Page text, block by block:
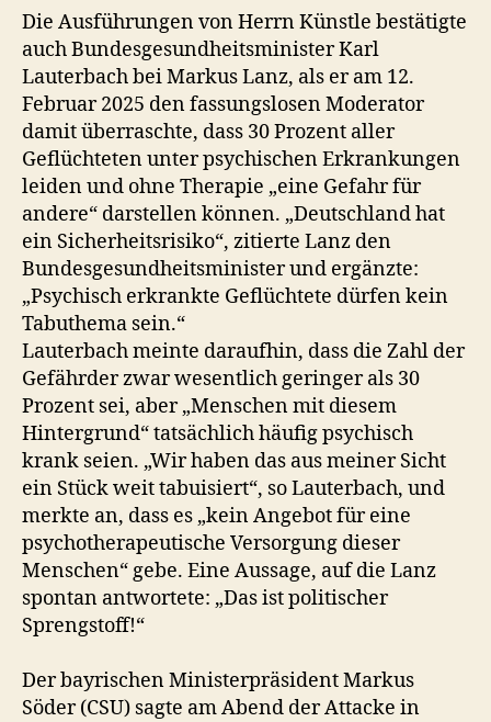
Die Ausführungen von Herrn Künstle bestätigte
auch Bundesgesundheitsminister Karl
Lauterbach bei Markus Lanz, als er am 12.
Februar 2025 den fassungslosen Moderator
damit überraschte, dass 30 Prozent aller
Geflüchteten unter psychischen Erkrankungen
leiden und ohne Therapie „eine Gefahr für
andere“ darstellen können. „Deutschland hat
ein Sicherheitsrisiko“, zitierte Lanz den
Bundesgesundheitsminister und ergänzte:
„Psychisch erkrankte Geflüchtete dürfen kein
Tabuthema sein.“
Lauterbach meinte daraufhin, dass die Zahl der
Gefährder zwar wesentlich geringer als 30
Prozent sei, aber „Menschen mit diesem
Hintergrund“ tatsächlich häufig psychisch
krank seien. „Wir haben das aus meiner Sicht
ein Stück weit tabuisiert“, so Lauterbach, und
merkte an, dass es „kein Angebot für eine
psychotherapeutische Versorgung dieser
Menschen“ gebe. Eine Aussage, auf die Lanz
spontan antwortete: „Das ist politischer
Sprengstoff!“
Der bayrischen Ministerpräsident Markus
Söder (CSU) sagte am Abend der Attacke in